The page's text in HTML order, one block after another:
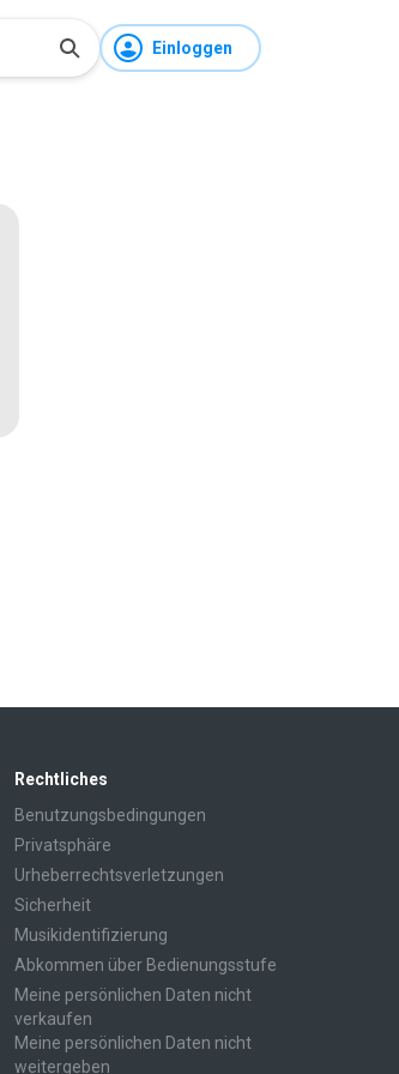
Einloggen
Rechtliches
Benutzungsbedingungen
Privatsphäre
Urheberrechtsverletzungen
Sicherheit
Musikidentifizierung
Abkommen über Bedienungsstufe
Meine persönlichen Daten nicht
verkaufen
Meine persönlichen Daten nicht
weitergeben